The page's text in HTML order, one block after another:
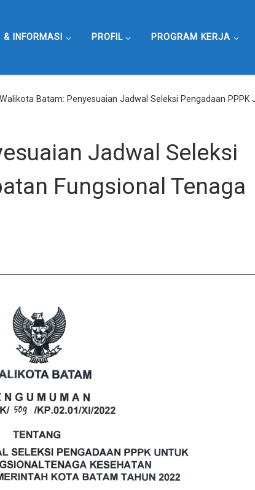
& INFORMASI PROFIL PROGRAM KERJA
Walikota Batam: Penyesuaian Jadwal Seleksi Pengadaan
Jadwal Seleksi
Fungsional Tenaga